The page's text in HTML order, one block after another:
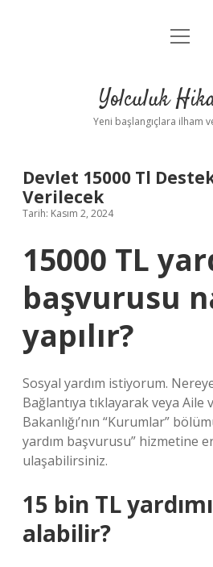
Anasayfa
Yasal Uyarı
menüyü
Yolculuk
Yeni başlangıçlara ilham
Devlet 15000 Tl
Verilecek
Tarih: Kasım 2, 2024
15000 TL
başvurusu
yapılır?
Sosyal yardım istiyorum.
Bağlantıya tıklayarak veya Aile
Bakanlığı’nın “Kurumlar”
yardım başvurusu” hizmetine
ulaşabilirsiniz.
15 bin TL
alabilir?